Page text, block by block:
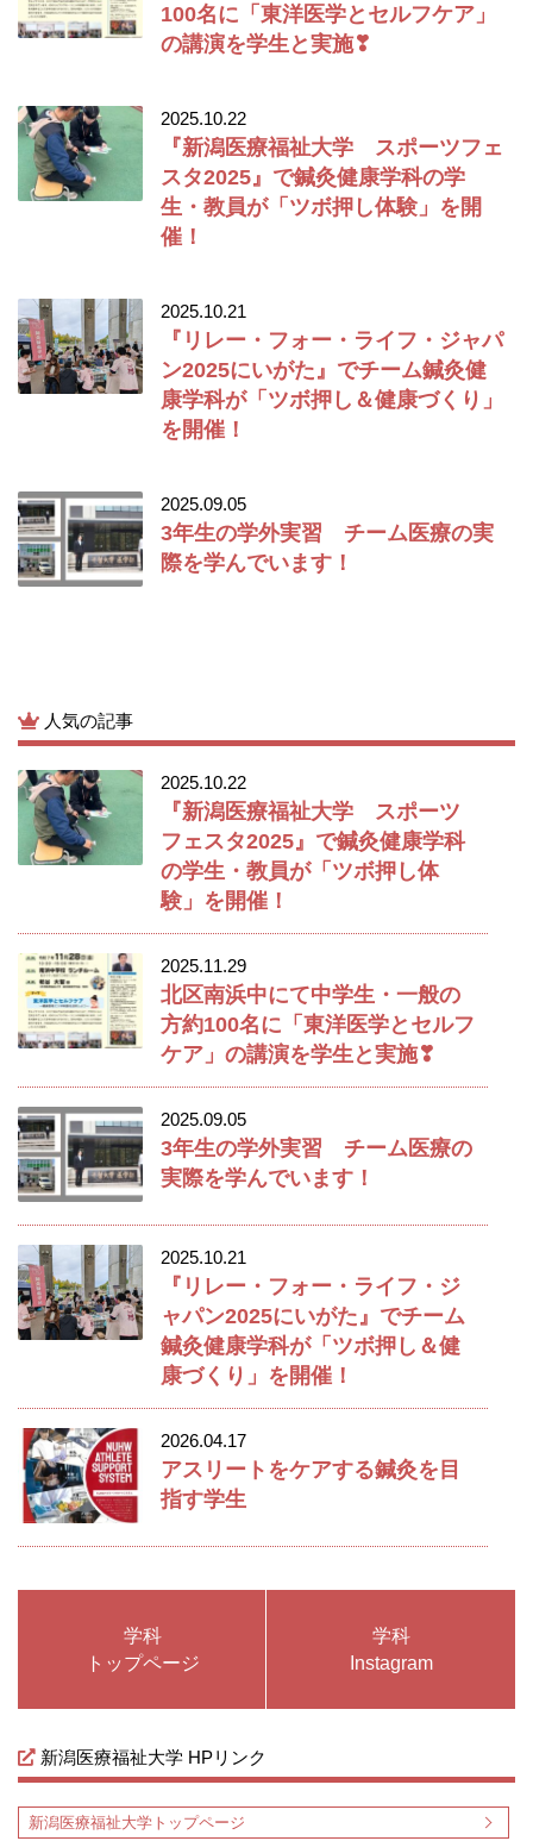
100名に「東洋医学とセルフケア」
の講演を学生と実施❣
2025.10.22
『新潟医療福祉大学 スポーツフェ
スタ2025』で鍼灸健康学科の学
生・教員が「ツボ押し体験」を開
催！
2025.10.21
『リレー・フォー・ライフ・ジャパ
ン2025にいがた』でチーム鍼灸健
康学科が「ツボ押し＆健康づくり」
を開催！
2025.09.05
3年生の学外実習 チーム医療の実
際を学んでいます！
人気の記事
2025.10.22
『新潟医療福祉大学 スポーツ
フェスタ2025』で鍼灸健康学科
の学生・教員が「ツボ押し体
験」を開催！
2025.11.29
北区南浜中にて中学生・一般の
方約100名に「東洋医学とセルフ
ケア」の講演を学生と実施❣
2025.09.05
3年生の学外実習 チーム医療の
実際を学んでいます！
2025.10.21
『リレー・フォー・ライフ・ジ
ャパン2025にいがた』でチーム
鍼灸健康学科が「ツボ押し＆健
康づくり」を開催！
2026.04.17
アスリートをケアする鍼灸を目
指す学生
学科
トップページ
学科
Instagram
新潟医療福祉大学 HPリンク
新潟医療福祉大学トップページ